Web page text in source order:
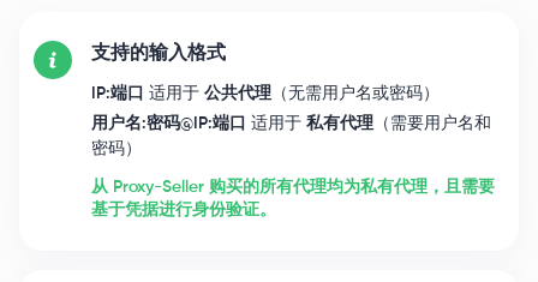
支持的输入格式
IP:端口 适用于 公共代理 （无需用户名或密码）
用户名:密码@IP:端口 适用于 私有代理 （需要用户名和
密码）
从 Proxy-Seller 购买的所有代理均为私有代理，且需要
基于凭据进行身份验证。